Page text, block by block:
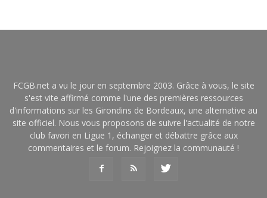
FCGB.net a vu le jour en septembre 2003. Grâce à vous, le site
s'est vite affirmé comme l'une des premières ressources
d'informations sur les Girondins de Bordeaux, une alternative au
site officiel. Nous vous proposons de suivre l'actualité de notre
club favori en Ligue 1, échanger et débattre grâce aux
commentaires et le forum. Rejoignez la communauté !